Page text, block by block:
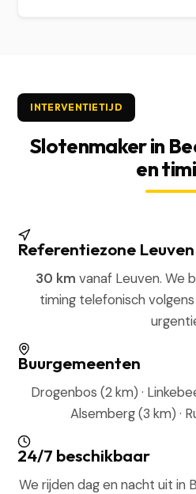
INTERVENTIETIJD
Slotenmaker in
en
Referentiezone Leuven
30 km vanaf Leuven. We
timing telefonisch
Buurgemeenten
Drogenbos (2 km) ·
Alsemberg (3 km) ·
24/7 beschikbaar
We rijden dag en nacht uit in